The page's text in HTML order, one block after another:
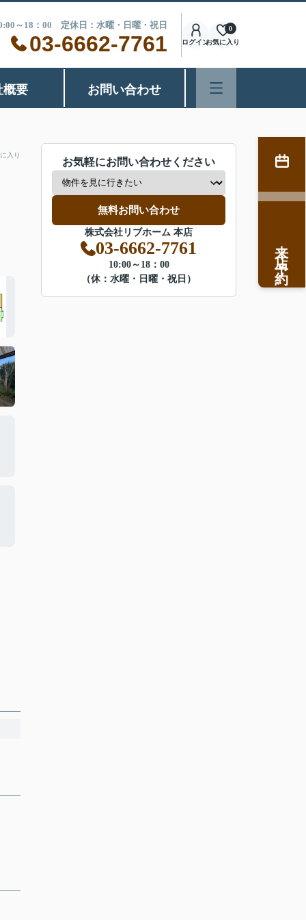
～18：00 定休日：水曜・日曜・祝日
03-6662-7761 ログインお気に入り
0
概要 お問い合わせ
入り
お気軽にお問い合わせください
無料お問い合わせ
株式会社リブホーム 本店
03-6662-7761
10:00～18：00
（休：水曜・日曜・祝日）
来店予約